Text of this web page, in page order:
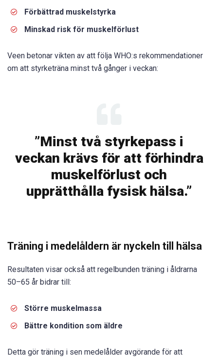
Förbättrad muskelstyrka
Minskad risk för muskelförlust
Veen betonar vikten av att följa WHO:s rekommendationer
om att styrketräna minst två gånger i veckan:
”Minst två styrkepass i
veckan krävs för att förhindra
muskelförlust och
upprätthålla fysisk hälsa.”
Träning i medelåldern är nyckeln till hälsa
Resultaten visar också att regelbunden träning i åldrarna
50–65 år bidrar till:
Större muskelmassa
Bättre kondition som äldre
Detta gör träning i sen medelålder avgörande för att